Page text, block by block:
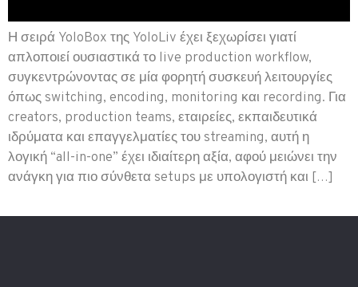
Η σειρά YoloBox της YoloLiv έχει ξεχωρίσει γιατί
απλοποιεί ουσιαστικά το live production workflow,
συγκεντρώνοντας σε μία φορητή συσκευή λειτουργίες
όπως switching, encoding, monitoring και recording. Για
creators, production teams, εταιρείες, εκπαιδευτικά
ιδρύματα και επαγγελματίες του streaming, αυτή η
λογική “all-in-one” έχει ιδιαίτερη αξία, αφού μειώνει την
ανάγκη για πιο σύνθετα setups με υπολογιστή και […]